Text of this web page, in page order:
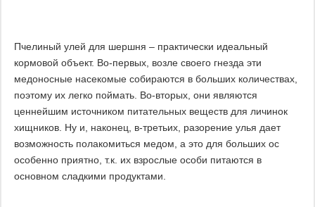
Пчелиный улей для шершня – практически идеальный
кормовой объект. Во-первых, возле своего гнезда эти
медоносные насекомые собираются в больших количествах,
поэтому их легко поймать. Во-вторых, они являются
ценнейшим источником питательных веществ для личинок
хищников. Ну и, наконец, в-третьих, разорение улья дает
возможность полакомиться медом, а это для больших ос
особенно приятно, т.к. их взрослые особи питаются в
основном сладкими продуктами.